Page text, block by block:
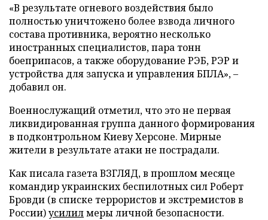
«В результате огневого воздействия было
полностью уничтожено более взвода личного
состава противника, вероятно несколько
иностранных специалистов, пара тонн
боеприпасов, а также оборудование РЭБ, РЭР и
устройства для запуска и управления БПЛА», –
добавил он.
Военнослужащий отметил, что это не первая
ликвидированная группа данного формирования
в подконтрольном Киеву Херсоне. Мирные
жители в результате атаки не пострадали.
Как писала газета ВЗГЛЯД, в прошлом месяце
командир украинских беспилотных сил Роберт
Бровди (в списке террористов и экстремистов в
России)усилилмеры личной безопасности.